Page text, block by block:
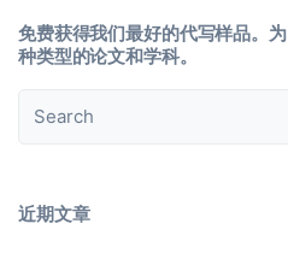
免费获得我们最好的代写样品。
种类型的论文和学科。
近期文章